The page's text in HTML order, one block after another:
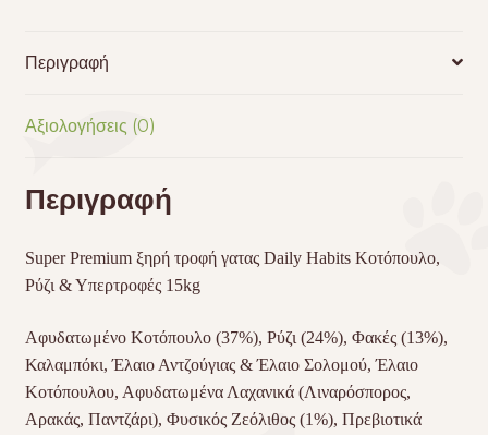
Περιγραφή
Αξιολογήσεις (0)
Περιγραφή
Super Premium ξηρή τροφή γατας Daily Habits Κοτόπουλο,
Ρύζι & Υπερτροφές 15kg
Αφυδατωμένο Κοτόπουλο (37%), Ρύζι (24%), Φακές (13%),
Καλαμπόκι, Έλαιο Αντζούγιας & Έλαιο Σολομού, Έλαιο
Κοτόπουλου, Αφυδατωμένα Λαχανικά (Λιναρόσπορος,
Αρακάς, Παντζάρι), Φυσικός Ζεόλιθος (1%), Πρεβιοτικά